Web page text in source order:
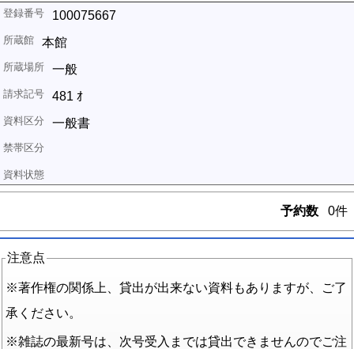
100075667
本館
一般
481 ｵ
一般書
予約数 0件
注意点
※著作権の関係上、貸出が出来ない資料もありますが、ご了
承ください。
※雑誌の最新号は、次号受入までは貸出できませんのでご注